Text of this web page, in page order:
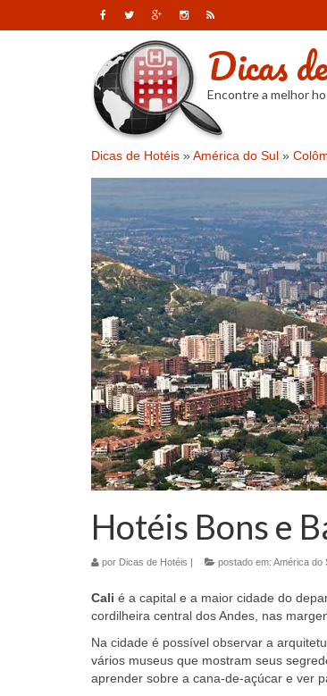
Dicas
Encontre a melhor
Dicas de Hotéis »América do Sul »
Hotéis Bons e
por Dicas de Hotéis | postado em: América do
Cali é a capital e a maior cidade do
cordilheira central dos Andes, nas
Na cidade é possível observar a
vários museus que mostram seus
aprender sobre a cana-de-açúcar e ver